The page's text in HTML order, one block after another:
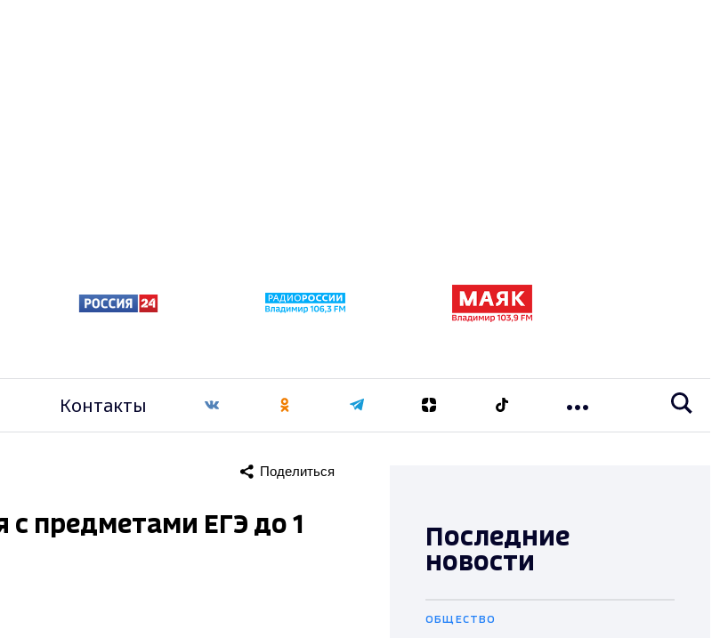
Контакты
Поделиться
предметами ЕГЭ до 1
Последние
новости
ОБЩЕСТВО